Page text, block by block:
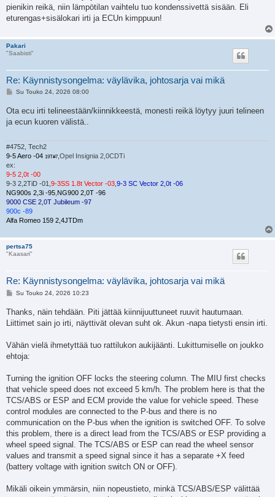
pienikin reikä, niin lämpötilan vaihtelu tuo kondenssivettä sisään. Eli
eturengas+sisälokari irti ja ECUn kimppuun!
Pakari
"Saabisti"
Re: Käynnistysongelma: väylävika, johtosarja vai mikä
V
s
t
Su Touko 24, 2026 08:00
Ota ecu irti telineestään/kiinnikkeestä, monesti reikä löytyy juuri telineen
ja ecun kuoren välistä..
#4752, Tech2
9-5 Aero -04 19T#7 Opel Insignia 2,0CDTi
ex:
9-5 2,0t -00
9-3 2,2TiD -01, 9-3SS 1.8t Vector -03 9-3 SC Vector 2,0t -06
NG900s 2,3i -95 NG900 2,0T -96
9000 CSE 2,0T Jubileum -97
900c -89
Alfa Romeo 159 2,4JTDm
pertsa75
"Kaasari"
Re: Käynnistysongelma: väylävika, johtosarja vai mikä
V
s
t
Su Touko 24, 2026 10:23
Thanks, näin tehdään. Piti jättää kiinnijuuttuneet ruuvit hautumaan.
Liittimet sain jo irti, näyttivät olevan suht ok. Akun -napa tietysti ensin irti.
Vähän vielä ihmetyttää tuo rattilukon aukijäänti. Lukittumiselle on joukko
ehtoja:
Turning the ignition OFF locks the steering column. The MIU first checks
that vehicle speed does not exceed 5 km/h. The problem here is that the
TCS/ABS or ESP and ECM provide the value for vehicle speed. These
control modules are connected to the P-bus and there is no
communication on the P-bus when the ignition is switched OFF. To solve
this problem, there is a direct lead from the TCS/ABS or ESP providing a
wheel speed signal. The TCS/ABS or ESP can read the wheel sensor
values and transmit a speed signal since it has a separate +X feed
(battery voltage with ignition switch ON or OFF).
Mikäli oikein ymmärsin, niin nopeustieto, minkä TCS/ABS/ESP välittää